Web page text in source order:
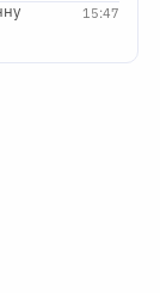
15:47